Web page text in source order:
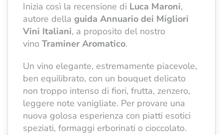
Inizia così la recensione di Luca Maroni,
autore della guida Annuario dei Migliori
Vini Italiani, a proposito del nostro
vino Traminer Aromatico.
Un vino elegante, estremamente piacevole,
ben equilibrato, con un bouquet delicato
non troppo intenso di fiori, frutta, zenzero,
leggere note vanigliate. Per provare una
nuova golosa esperienza con piatti esotici
speziati, formaggi erborinati o cioccolato.